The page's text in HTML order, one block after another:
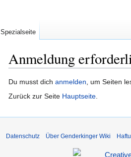
Anmeldung
Zur
Navigation
Zur
Suche
Du musst dich anmelden, um Seiten
Zurück zur Seite Hauptseite.
Spezialseite
Datenschutz Über Genderkinger Wiki